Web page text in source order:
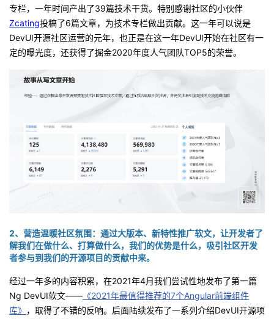
专栏，一年时间产出了39篇技术干货。特别感谢社区的小伙伴
Zcating投稿了6篇文章，为技术专栏做出贡献。这一年可以说是
DevUI开源社区运营的元年，也正是在这一年DevUI开始在社区有一
定的曝光度，还获得了掘金2020年度人气团队TOP5的荣誉。
2、营造温暖社区氛围：通过大版本、新特性推广软文，让开发者了
解我们在做什么、打算做什么，我们的优势是什么，吸引社区开发
者参与到我们的开源项目的贡献中来。
经过一年多的内容积累，在2021年4月我们尝试性地发布了第一篇
Ng DevUI软文—— 《2021年最值得推荐的7个Angular前端组件
库》 ，取得了不错的反响。后面陆续发布了一系列介绍DevUI开源项